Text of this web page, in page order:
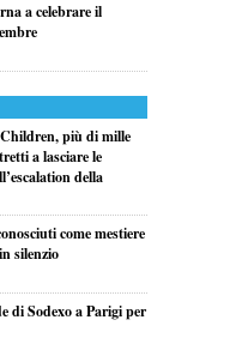
a celebrare il
più di mille
a lasciare le
della
come mestiere
silenzio
di Sodexo a Parigi per